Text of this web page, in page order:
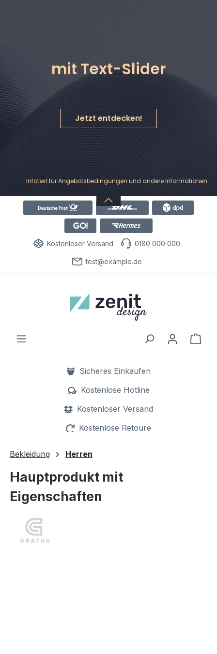
Nachrichten & Hinweise
mit Text-Slider
Jetzt entdecken!
Infotext für Angebotsbedingungen und andere Informationen
Kostenloser Versand 0180 000 000
test@example.de
Sicheres Einkaufen
dank SSL Verschlüsselung
Kostenlose Hotline
0800 000 000
Kostenloser Versand
bereits ab 1 Euro
Kostenlose Retoure
Bekleidung
Herren
Hauptprodukt mit
Eigenschaften